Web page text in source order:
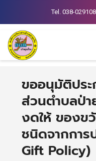
Tel. 038-
ขออนุมัติประ
ส่วนตำบลป่า
งดให้ ของ
ชนิดจากกา
Gift Policy)